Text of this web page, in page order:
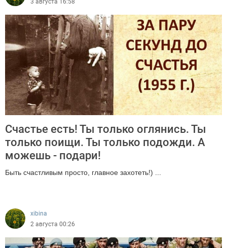
Счастье есть! Ты только оглянись. Ты
только поищи. Ты только подожди. А
можешь - подари!
Быть счастливым просто, главное захотеть!) ...
xibina
2 августа 00:26